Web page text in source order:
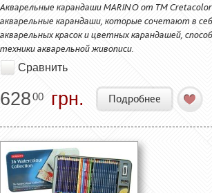
Акварельные карандаши MARINO от ТМ
акварельные карандаши, которые сочетают в
акварельных красок и цветных карандашей,
техники акварельной живописи.
Сравнить
62800 грн. Подробнее